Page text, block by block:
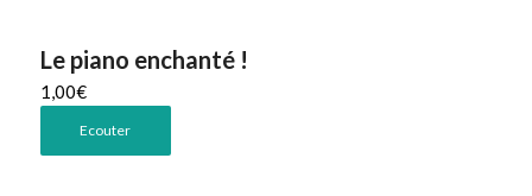
Le piano enchanté !
1,00€
Ecouter